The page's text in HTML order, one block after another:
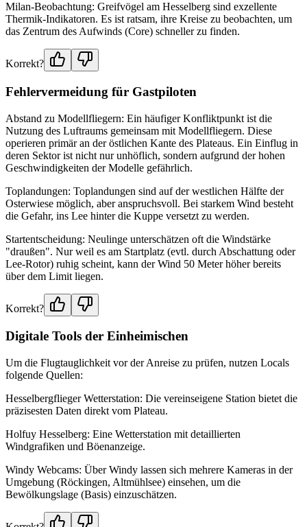
Milan-Beobachtung: Greifvögel am Hesselberg sind exzellente
Thermik-Indikatoren. Es ist ratsam, ihre Kreise zu beobachten, um
das Zentrum des Aufwinds (Core) schneller zu finden.
Korrekt?
Fehlervermeidung für Gastpiloten
Abstand zu Modellfliegern: Ein häufiger Konfliktpunkt ist die
Nutzung des Luftraums gemeinsam mit Modellfliegern. Diese
operieren primär an der östlichen Kante des Plateaus. Ein Einflug in
deren Sektor ist nicht nur unhöflich, sondern aufgrund der hohen
Geschwindigkeiten der Modelle gefährlich.
Toplandungen: Toplandungen sind auf der westlichen Hälfte der
Osterwiese möglich, aber anspruchsvoll. Bei starkem Wind besteht
die Gefahr, ins Lee hinter die Kuppe versetzt zu werden.
Startentscheidung: Neulinge unterschätzen oft die Windstärke
"draußen". Nur weil es am Startplatz (evtl. durch Abschattung oder
Lee-Rotor) ruhig scheint, kann der Wind 50 Meter höher bereits
über dem Limit liegen.
Korrekt?
Digitale Tools der Einheimischen
Um die Flugtauglichkeit vor der Anreise zu prüfen, nutzen Locals
folgende Quellen:
Hesselbergflieger Wetterstation: Die vereinseigene Station bietet die
präzisesten Daten direkt vom Plateau.
Holfuy Hesselberg: Eine Wetterstation mit detaillierten
Windgrafiken und Böenanzeige.
Windy Webcams: Über Windy lassen sich mehrere Kameras in der
Umgebung (Röckingen, Altmühlsee) einsehen, um die
Bewölkungslage (Basis) einzuschätzen.